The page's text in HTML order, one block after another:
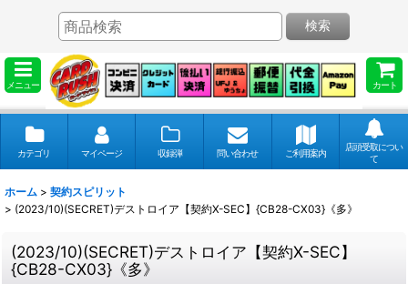
メニュー カート
検索
カテゴリ マイページ 収録弾 問い合わせ ご利用案内
店頭受取につい
て
ホーム > 契約スピリット
> (2023/10)(SECRET)デストロイア【契約X-SEC】{CB28-CX03}《多》
(2023/10)(SECRET)デストロイア【契約X-SEC】
{CB28-CX03}《多》